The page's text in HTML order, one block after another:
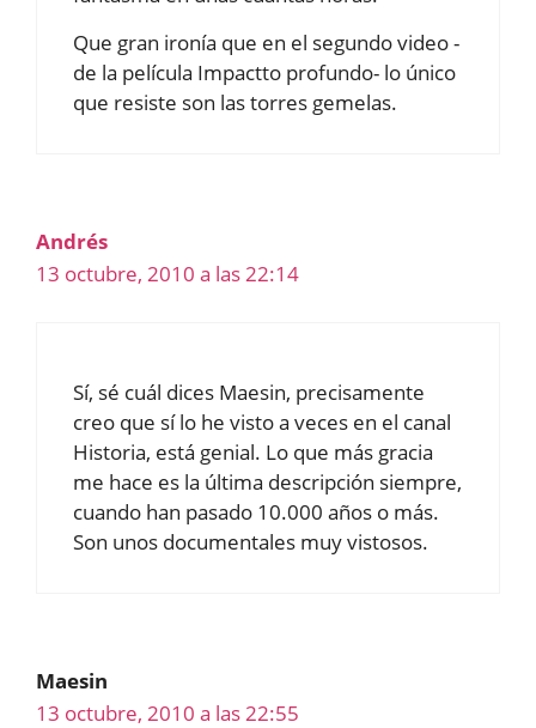
Que gran ironía que en el segundo video -
de la película Impactto profundo- lo único
que resiste son las torres gemelas.
Andrés
13 octubre, 2010 a las 22:14
Sí, sé cuál dices Maesin, precisamente
creo que sí lo he visto a veces en el canal
Historia, está genial. Lo que más gracia
me hace es la última descripción siempre,
cuando han pasado 10.000 años o más.
Son unos documentales muy vistosos.
Maesin
13 octubre, 2010 a las 22:55